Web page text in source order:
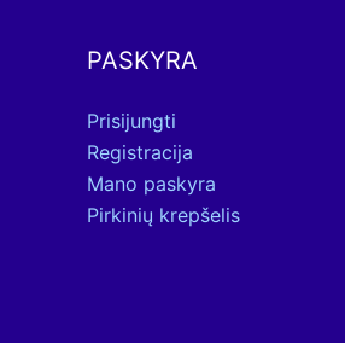
PASKYRA
Prisijungti
Registracija
Mano paskyra
Pirkinių krepšelis